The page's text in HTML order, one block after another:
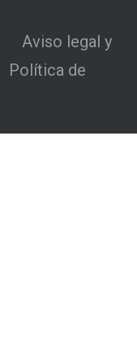
Aviso legal y
Política de